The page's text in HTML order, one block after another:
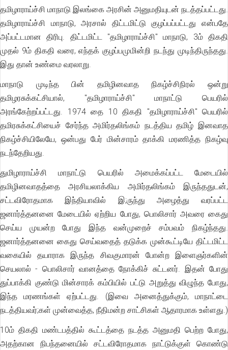
தமிழாராய்ச்சி மாநாடு இலங்கை அரசின் அனுமதியுடன் நடத்தப்பட்டது.
தமிழாராய்ச்சி மாநாடு, அரசால் திட்டமிட்டு குழப்பப்பட்டது என்பதே
அப்பட்டமான திரிபு. திட்டமிட்ட "தமிழாராய்ச்சி" மாநாடு, 3ம் திகதி
முதல் 9ம் திகதி வரை, எந்தக் குழப்பமுமின்றி நடந்து முடிந்திருந்தது.
இது தான் உண்மை வரலாறு.
மாநாடு முடிந்த பின் தமிழினவாத நிகழ்ச்சிநிரல் ஒன்று
தமிழரசுக்கட்சியால், "தமிழாராய்ச்சி" மாநாட்டு பெயரில்
அரங்கேற்றப்பட்டது. 1974 தை 10 திகதி "தமிழாராய்ச்சி" பெயரில்
தமிரசுக்கட்சியைச் சேர்ந்த அமிர்தலிங்கம் நடத்திய தமிழ் இனவாத
நிகழ்ச்சியிலேயே, ஒன்பது பேர் மின்சாரம் தாக்கி மரணித்த நிகழ்வு
நடந்தேறியது.
துமிழாராய்ச்சி மாநாட்டு பெயரில் அமைக்கப்பட்ட மேடையில்
தமிழினவாதத்தை அரசியலாக்கிய அமிர்தலிங்கம் இருந்ததுடன்,
சட்டவிரோதமாக இந்தியாவில் இ;ருந்து அழைத்து வரப்பட்ட
ஜனார்த்தனனை மேடையில் ஏற்றிய போது, பொலிசார் அவரை கைது
செய்ய முயன்ற போது இந்த வன்முறைச் சம்பவம் நிகழ்ந்தது.
ஜனார்த்தனனை கைது செய்வதைத் தடுக்க முன்கூட்டியே திட்டமிட்ட
வகையில் தயாராக இருந்த சிவகுமாரன் போன்ற இளைஞர்களின்
செயலால் - பொலிசார் வானத்தை நோக்கிச் சுட்டனர். இதன் போது
துப்பாக்கி குண்டு மின்சாரக் கம்பியில் பட்டு அறுத்து விழுந்த போது,
இந்த மரணங்கள் ஏற்பட்டது. (இவை அனைத்துக்கும், மாநாட்டை
நடத்தியவர்;கள் முன்வைத்த, நீதிமன்ற சாட்சிகள் ஆதாரமாக உள்ளது.)
10ம் திகதி மண்டபத்தில் கூட்டத்தை நடத்த அனுமதி பெற்ற போது,
அதற்கான நிபந்தனையில் சட்டவிரோதமாக நாட்டுக்குள் கொண்டு